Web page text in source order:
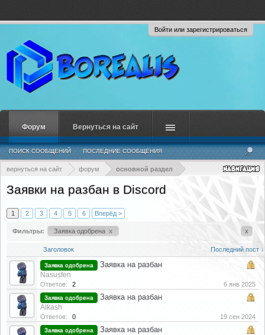
Войти или зарегистрироваться
вернуться на сайт форум основной раздел
Заявки на разбан в Discord
1 2 3 4 5 6 Вперёд >
Фильтры: Заявка одобрена x x
Заголовок Последний пост ↓
Заявка одобрена Заявка на разбан
Nasusfen
Ответов: 2 6 янв 2025
Заявка одобрена Заявка на разбан
Alkash
Ответов: 0 19 сен 2024
Заявка одобрена Заявка на разбан
Форум
ПОИСК СООБЩЕНИЙ ПОСЛЕДНИЕ СООБЩЕНИЯ
Вернуться на сайт